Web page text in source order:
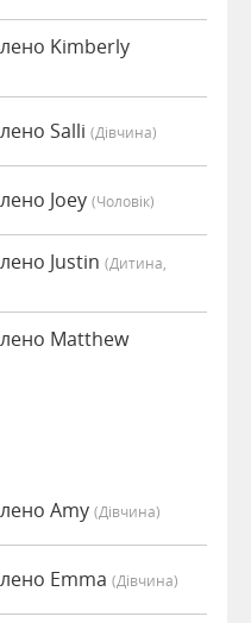
Kimberly
Salli (дівчина)
Joey (чоловік)
Justin (дитина,
Matthew
Amy (дівчина)
Emma (дівчина)